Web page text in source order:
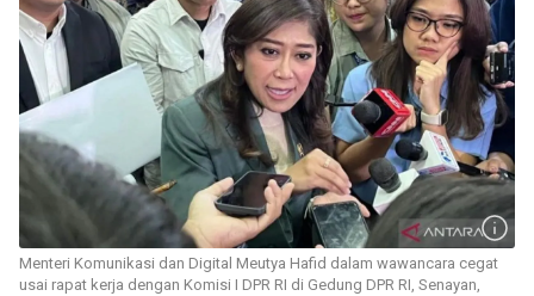
Menteri Komunikasi dan Digital Meutya Hafid dalam wawancara cegat
usai rapat kerja dengan Komisi I DPR RI di Gedung DPR RI, Senayan,